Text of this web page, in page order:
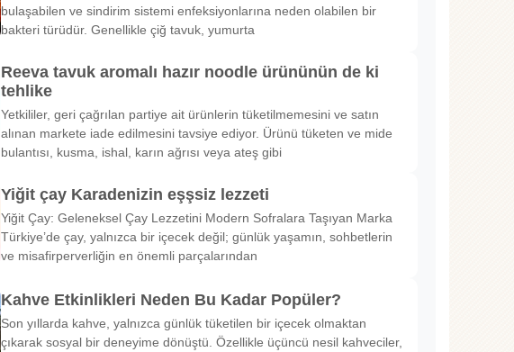
bulaşabilen ve sindirim sistemi enfeksiyonlarına neden olabilen bir
bakteri türüdür. Genellikle çiğ tavuk, yumurta
Reeva tavuk aromalı hazır noodle ürününün de ki
tehlike
Yetkililer, geri çağrılan partiye ait ürünlerin tüketilmemesini ve satın
alınan markete iade edilmesini tavsiye ediyor. Ürünü tüketen ve mide
bulantısı, kusma, ishal, karın ağrısı veya ateş gibi
Yiğit çay Karadenizin eşşsiz lezzeti
Yiğit Çay: Geleneksel Çay Lezzetini Modern Sofralara Taşıyan Marka
Türkiye’de çay, yalnızca bir içecek değil; günlük yaşamın, sohbetlerin
ve misafirperverliğin en önemli parçalarından
Kahve Etkinlikleri Neden Bu Kadar Popüler?
Son yıllarda kahve, yalnızca günlük tüketilen bir içecek olmaktan
çıkarak sosyal bir deneyime dönüştü. Özellikle üçüncü nesil kahveciler,